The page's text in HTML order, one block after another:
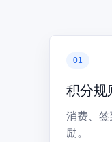
积分规
消费、
励。